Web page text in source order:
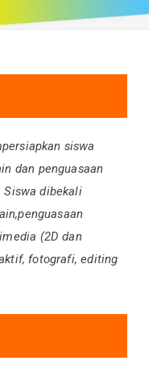
siswa
dan penguasaan
dibekali
(2D dan
fotografi, editing